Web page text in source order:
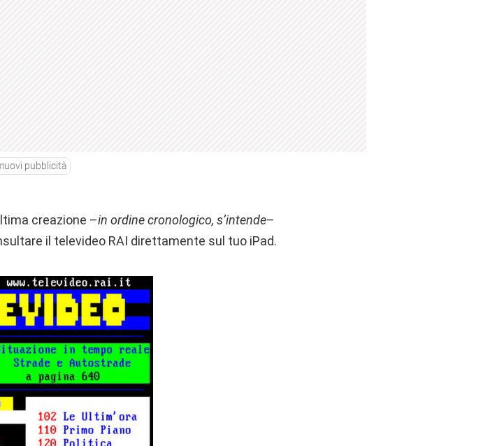
pubblicità
creazione –in ordine cronologico, s’intende–
il televideo RAI direttamente sul tuo iPad.